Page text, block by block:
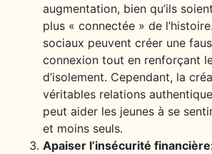
augmentation, bien qu’ils
plus « connectée » de
sociaux peuvent créer une
connexion tout en renforçant
d’isolement. Cependant, la
véritables relations
peut aider les jeunes à se
et moins seuls.
Apaiser l’insécurité